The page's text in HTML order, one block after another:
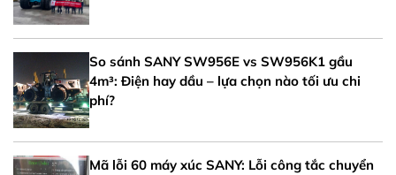
So sánh SANY SW956E vs SW956K1 gầu
4m³: Điện hay dầu – lựa chọn nào tối ưu chi
phí?
Mã lỗi 60 máy xúc SANY: Lỗi công tắc chuyển